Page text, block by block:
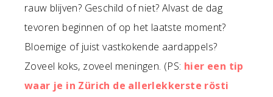
rauw blijven? Geschild of niet? Alvast de dag
tevoren beginnen of op het laatste moment?
Bloemige of juist vastkokende aardappels?
Zoveel koks, zoveel meningen. (PS: hier een tip
waar je in Zürich de allerlekkerste rösti